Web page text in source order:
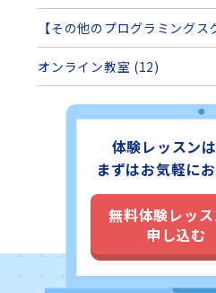
【その他のプログラミング
オンライン教室 (12)
体験レッスンは
まずはお気軽に
無料体験レッ
申し込む